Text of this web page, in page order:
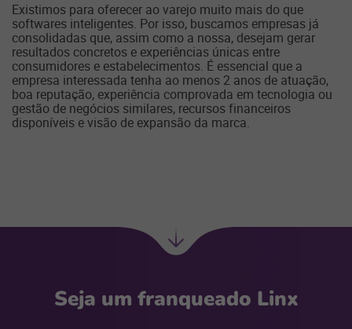
Existimos para oferecer ao varejo muito mais do que
softwares inteligentes. Por isso, buscamos empresas já
consolidadas que, assim como a nossa, desejam gerar
resultados concretos e experiências únicas entre
consumidores e estabelecimentos. É essencial que a
empresa interessada tenha ao menos 2 anos de atuação,
boa reputação, experiência comprovada em tecnologia ou
gestão de negócios similares, recursos financeiros
disponíveis e visão de expansão da marca.
Ir
Seja um franqueado Linx